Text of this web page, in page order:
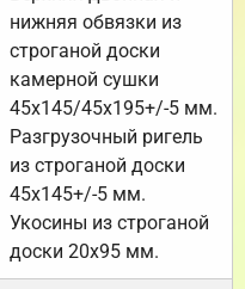
нижняя обвязки из
строганой доски
камерной сушки
45х145/45х195+/-5 мм.
Разгрузочный ригель
из строганой доски
45х145+/-5 мм.
Укосины из строганой
доски 20х95 мм.